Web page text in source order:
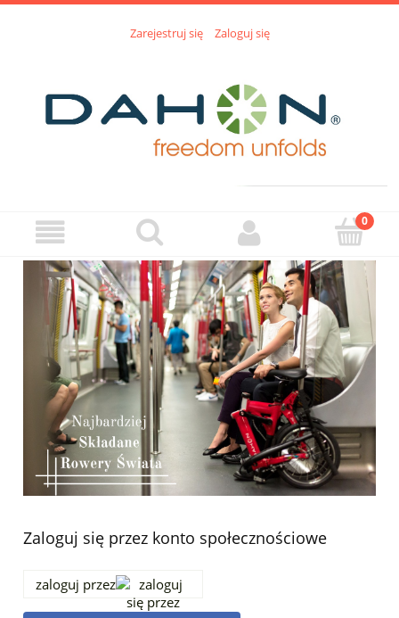
Zarejestruj się Zaloguj się
Zaloguj się przez konto społecznościowe
zaloguj przez